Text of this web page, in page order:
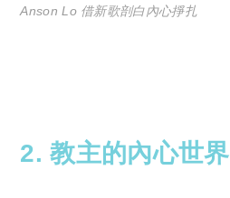
Anson Lo 借新歌剖白內心掙扎
2. 教主的內心世界